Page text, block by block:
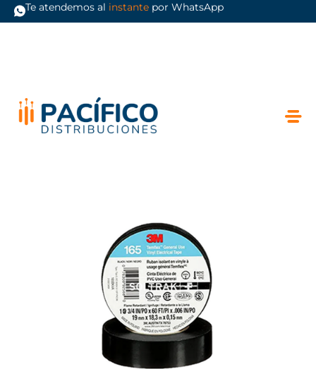
Te atendemos al instante por WhatsApp